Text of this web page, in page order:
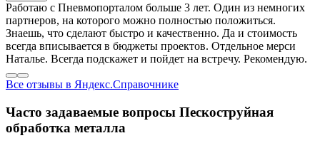
Работаю с Пневмопорталом больше 3 лет. Один из немногих
партнеров, на которого можно полностью положиться.
Знаешь, что сделают быстро и качественно. Да и стоимость
всегда вписывается в бюджеты проектов. Отдельное мерси
Наталье. Всегда подскажет и пойдет на встречу. Рекомендую.
Все отзывы в Яндекс.Справочнике
Часто задаваемые вопросы Пескоструйная
обработка металла